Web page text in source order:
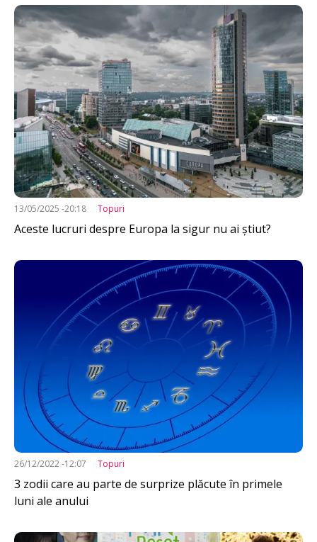
Imagine
13/05/2025 -20:18 Topuri
Aceste lucruri despre Europa la sigur nu ai știut?
Imagine
26/12/2022 -12:07 Topuri
3 zodii care au parte de surprize plăcute în primele
luni ale anului